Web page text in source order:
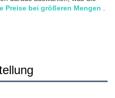
Preise bei größeren Mengen